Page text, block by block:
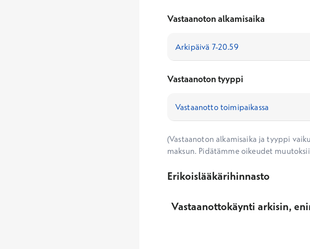
Vastaanoton alkamisaika
Vastaanoton tyyppi
(Vastaanoton alkamisaika ja tyyppi
maksun. Pidätämme oikeudet
Erikoislääkärihinnasto
Vastaanottokäynti arkisin,